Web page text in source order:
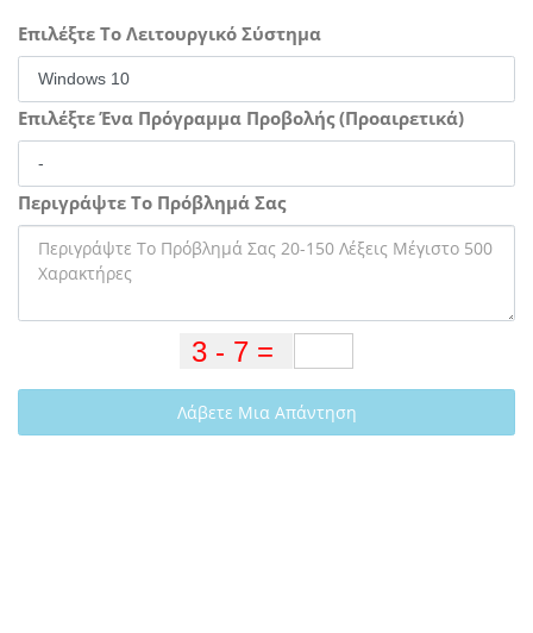
Επιλέξτε Το Λειτουργικό Σύστημα
Επιλέξτε Ένα Πρόγραμμα Προβολής (Προαιρετικά)
Περιγράψτε Το Πρόβλημά Σας
Λάβετε Μια Απάντηση